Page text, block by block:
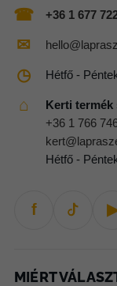
termékoldalon
választhatók
☎ +36 1 677
✉
◷ Hétfő -
⌂
Kerti termék
+36 1 766
Hétfő -
f
MIÉRT